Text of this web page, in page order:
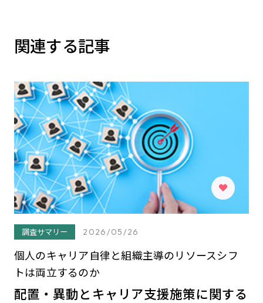
関連する記事
調査サマリー 2026/05/26
個人のキャリア自律と組織主導のリソースシフ
トは両立するのか
配置・異動とキャリア支援施策に関する